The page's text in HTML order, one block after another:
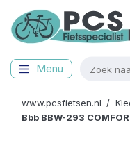
Menu
www.pcsfietsen.nl
Bbb BBW-293